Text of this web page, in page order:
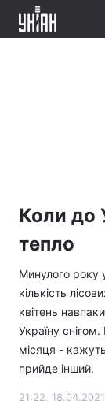
Коли до
тепло
Минулого року
кількість
квітень
Україну
місяця -
прийде інший.
21:22, 18.04.2021